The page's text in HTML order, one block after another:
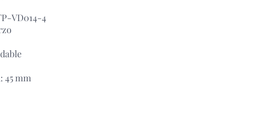
VD014-4
45 mm